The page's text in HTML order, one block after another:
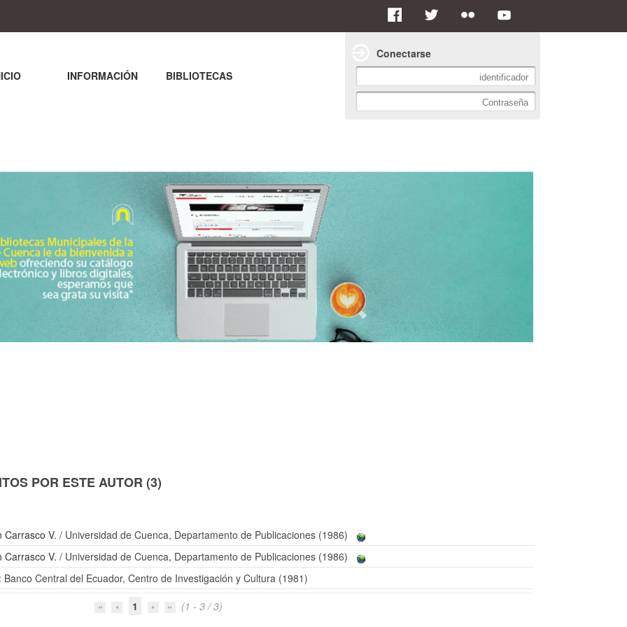
POR ESTE AUTOR (3)
Carrasco V. / Universidad de Cuenca, Departamento de Publicaciones (1986)
Carrasco V. / Universidad de Cuenca, Departamento de Publicaciones (1986)
Central del Ecuador, Centro de Investigación y Cultura (1981)
1
(1 - 3 / 3)
INFORMACIÓN BIBLIOTECAS
Conectarse